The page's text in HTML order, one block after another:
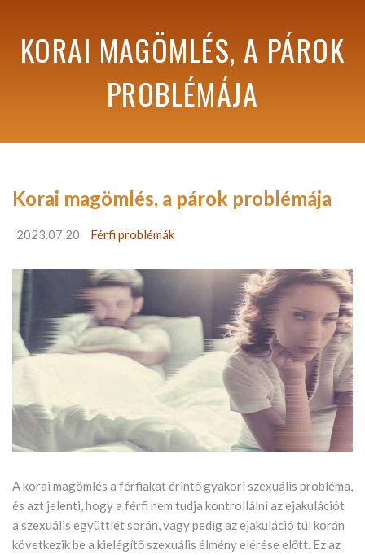
KORAI MAGÖMLÉS, A PÁROK
PROBLÉMÁJA
Korai magömlés, a párok problémája
2023.07.20 Férfi problémák
A korai magömlés a férfiakat érintő gyakori szexuális probléma,
és azt jelenti, hogy a férfi nem tudja kontrollálni az ejakulációt
a szexuális együttlét során, vagy pedig az ejakuláció túl korán
következik be a kielégítő szexuális élmény elérése előtt. Ez az